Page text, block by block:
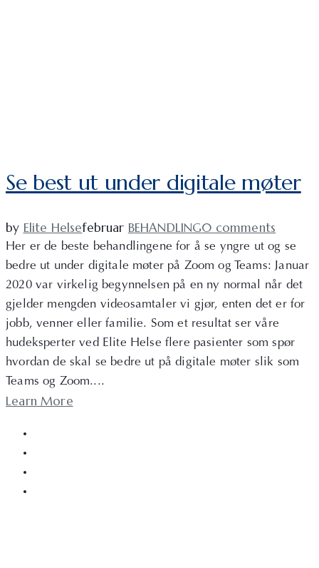
Se best ut under digitale møter
by Elite Helsefebruar BEHANDLING0 comments
Her er de beste behandlingene for å se yngre ut og se
bedre ut under digitale møter på Zoom og Teams: Januar
2020 var virkelig begynnelsen på en ny normal når det
gjelder mengden videosamtaler vi gjør, enten det er for
jobb, venner eller familie. Som et resultat ser våre
hudeksperter ved Elite Helse flere pasienter som spør
hvordan de skal se bedre ut på digitale møter slik som
Teams og Zoom....
Learn More